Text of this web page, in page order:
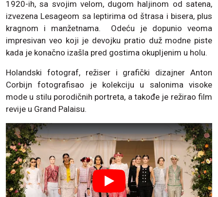
1920-ih, sa svojim velom, dugom haljinom od satena,
izvezena Lesageom sa leptirima od štrasa i bisera, plus
kragnom i manžetnama. Odeću je dopunio veoma
impresivan veo koji je devojku pratio duž modne piste
kada je konačno izašla pred gostima okupljenim u holu.
Holandski fotograf, režiser i grafički dizajner Anton
Corbijn fotografisao je kolekciju u salonima visoke
mode u stilu porodičnih portreta, a takođe je režirao film
revije u Grand Palaisu.